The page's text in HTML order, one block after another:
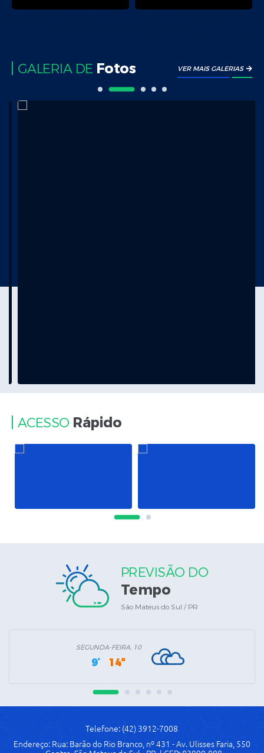
GALERIA DE Fotos VER MAIS GALERIAS
ACESSO Rápido
PREVISÃO DO
Tempo
São Mateus do Sul / PR
SEGUNDA-FEIRA, 10
9° 14º
Telefone: (42) 3912-7008
Endereço: Rua: Barão do Rio Branco, nº 431 - Av. Ulisses Faria, 550